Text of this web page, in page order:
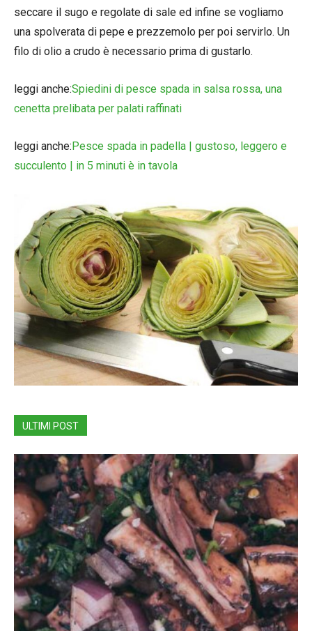
seccare il sugo e regolate di sale ed infine se vogliamo
una spolverata di pepe e prezzemolo per poi servirlo. Un
filo di olio a crudo è necessario prima di gustarlo.
leggi anche:Spiedini di pesce spada in salsa rossa, una
cenetta prelibata per palati raffinati
leggi anche:Pesce spada in padella | gustoso, leggero e
succulento | in 5 minuti è in tavola
ULTIMI POST